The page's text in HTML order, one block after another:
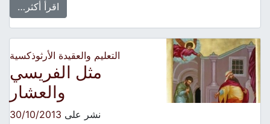
اقرأ أكثر…
التعليم والعقيدة الأرثوذكسية
مثل الفريسي
والعشار
نشر على30/10/2013